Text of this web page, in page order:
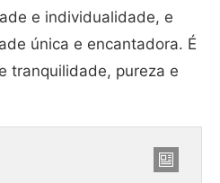
e individualidade, e
única e encantadora. É
tranquilidade, pureza e